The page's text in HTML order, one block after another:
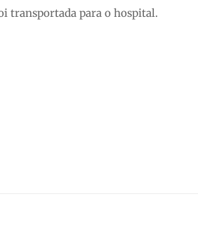
transportada para o hospital.